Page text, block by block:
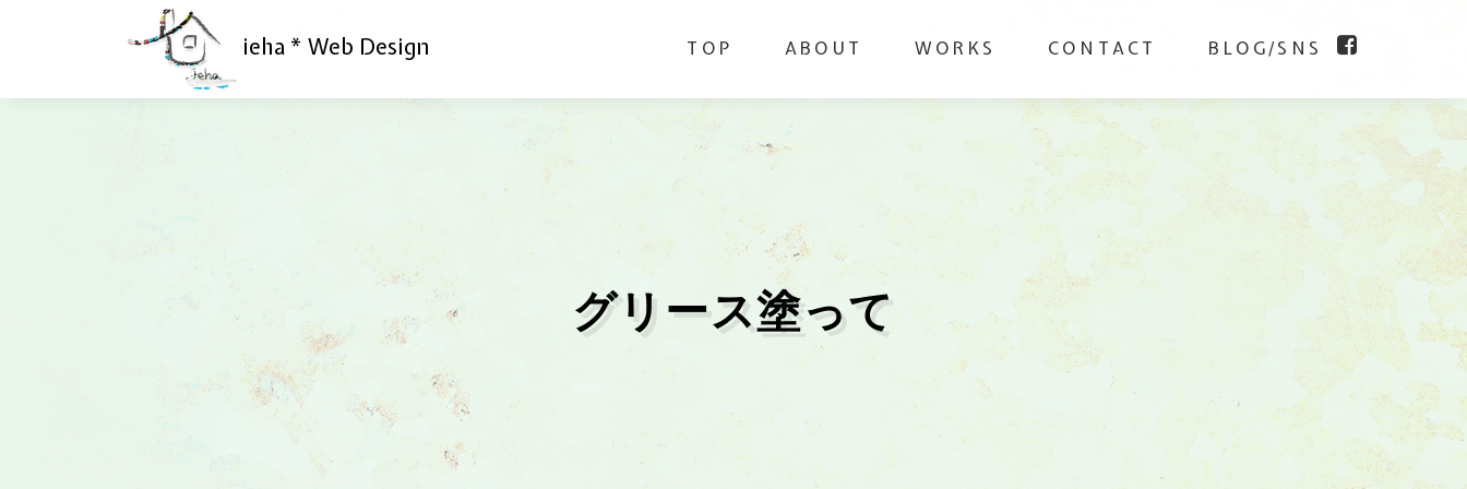
ieha * Web Design TOP ABOUT WORKS CONTACT BLOG/SNS
グリース塗って